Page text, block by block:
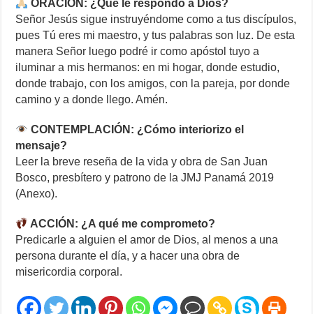
ORACIÓN: ¿Qué le respondo a Dios?
Señor Jesús sigue instruyéndome como a tus discípulos,
pues Tú eres mi maestro, y tus palabras son luz. De esta
manera Señor luego podré ir como apóstol tuyo a
iluminar a mis hermanos: en mi hogar, donde estudio,
donde trabajo, con los amigos, con la pareja, por donde
camino y a donde llego. Amén.
CONTEMPLACIÓN: ¿Cómo interiorizo el
mensaje?
Leer la breve reseña de la vida y obra de San Juan
Bosco, presbítero y patrono de la JMJ Panamá 2019
(Anexo).
ACCIÓN: ¿A qué me comprometo?
Predicarle a alguien el amor de Dios, al menos a una
persona durante el día, y a hacer una obra de
misericordia corporal.